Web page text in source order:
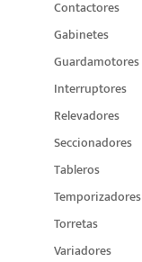
Contactores
Gabinetes
Guardamotores
Interruptores
Relevadores
Seccionadores
Tableros
Temporizadores
Torretas
Variadores